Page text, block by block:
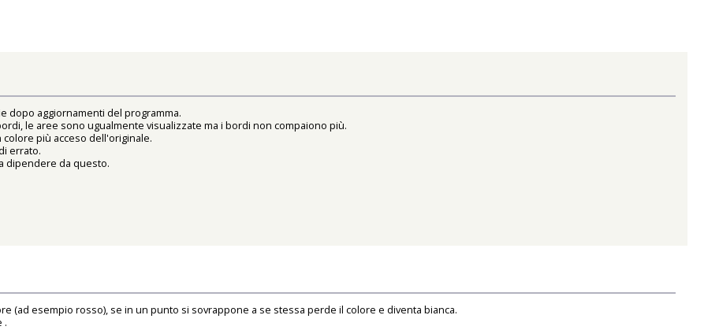
dopo aggiornamenti del programma.
le aree sono ugualmente visualizzate ma i bordi non compaiono più.
più acceso dell'originale.
errato.
dipendere da questo.
(ad esempio rosso), se in un punto si sovrappone a se stessa perde il colore e diventa bianca.
.